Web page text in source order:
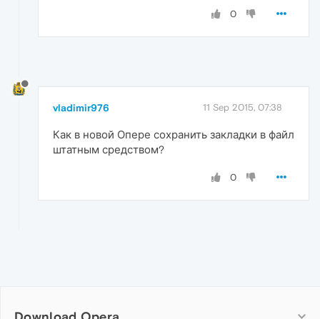
0
vladimir976 11 Sep 2015, 07:38
Как в новой Опере сохранить закладки в файл
штатным средством?
0